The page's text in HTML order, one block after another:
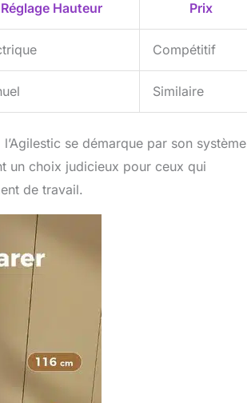
Réglage Hauteur Prix
Compétitif
Similaire
se démarque par son système
un choix judicieux pour ceux qui
de travail.